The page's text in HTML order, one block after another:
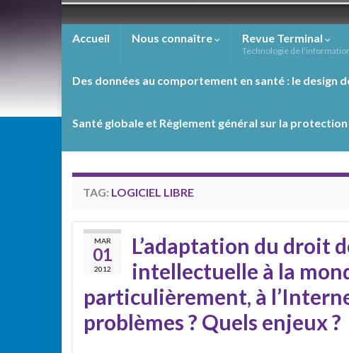
Accueil Nous connaître Revue Terminal
Technologie de
Des données au comportement en santé : le
Santé globale et Règlement général sur la
TAG: LOGICIEL LIBRE
MAR
01
2012
L’adaptation du droit
intellectuelle à la
particulièrement, à
problèmes ? Quels enjeux ?